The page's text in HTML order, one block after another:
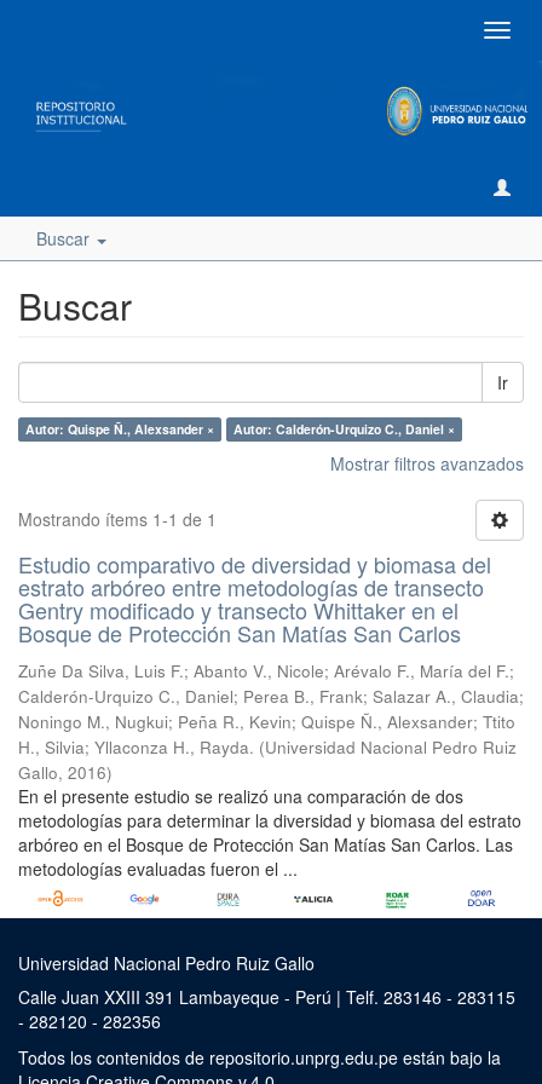
Buscar
Buscar
Ir
Autor: Quispe Ñ., Alexsander × Autor: Calderón-Urquizo C., Daniel ×
Mostrar filtros avanzados
Mostrando ítems 1-1 de 1
Estudio comparativo de diversidad y biomasa del
estrato arbóreo entre metodologías de transecto
Gentry modificado y transecto Whittaker en el
Bosque de Protección San Matías San Carlos
Zuñe Da Silva, Luis F.; Abanto V., Nicole; Arévalo F., María del F.;
Calderón-Urquizo C., Daniel; Perea B., Frank; Salazar A., Claudia;
Noningo M., Nugkui; Peña R., Kevin; Quispe Ñ., Alexsander; Ttito
H., Silvia; Yllaconza H., Rayda. (Universidad Nacional Pedro Ruiz
Gallo, 2016)
En el presente estudio se realizó una comparación de dos
metodologías para determinar la diversidad y biomasa del estrato
arbóreo en el Bosque de Protección San Matías San Carlos. Las
metodologías evaluadas fueron el ...
Universidad Nacional Pedro Ruiz Gallo
Calle Juan XXIII 391 Lambayeque - Perú | Telf. 283146 - 283115
- 282120 - 282356
Todos los contenidos de repositorio.unprg.edu.pe están bajo la